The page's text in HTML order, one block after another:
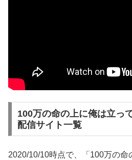
100万の命の上に俺は立っ
配信サイト一覧
2020/10/10時点で、「100万の命